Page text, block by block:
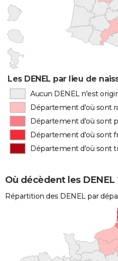
Les DENEL par lieu de
Aucun DENEL n'est
Département d'où sont
Département d'où sont
Département d'où sont
Département d'où sont
Où décèdent les DENEL
Répartition des DENEL par